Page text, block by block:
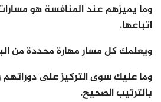
وما يميزهم عند المنافسة هو
اتباعها.
ويعلمك كل مسار مهارة محددة من
وما عليك سوى التركيز على
بالترتيب الصحيح.